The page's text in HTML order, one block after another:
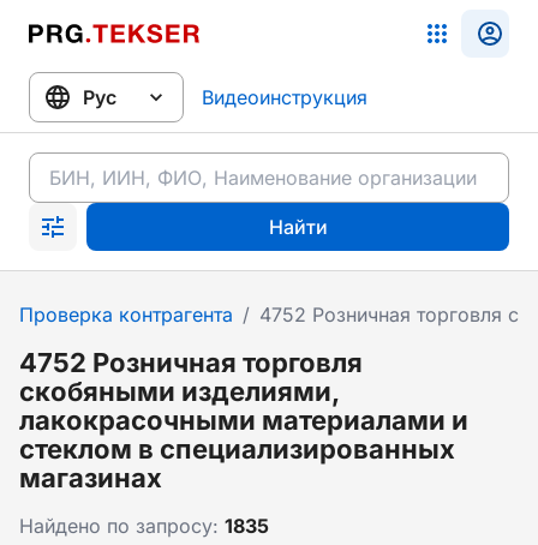
Видеоинструкция
Найти
Проверка контрагента / 4752 Розничная торговля
4752 Розничная торговля
скобяными изделиями,
лакокрасочными материалами и
стеклом в специализированных
магазинах
Найдено по запросу: 1835